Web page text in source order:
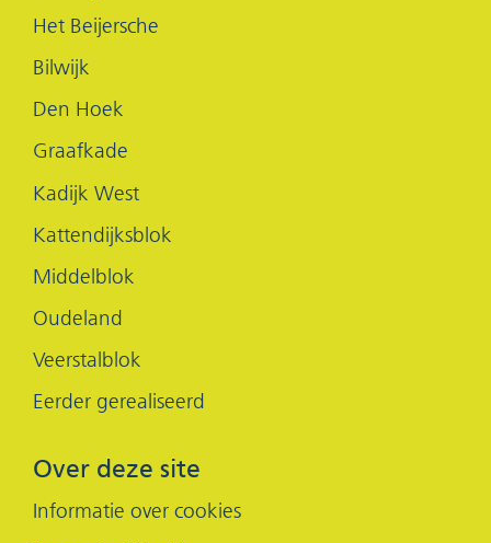
Het Beijersche
Bilwijk
Den Hoek
Graafkade
Kadijk West
Kattendijksblok
Middelblok
Oudeland
Veerstalblok
Eerder gerealiseerd
Over deze site
Informatie over cookies